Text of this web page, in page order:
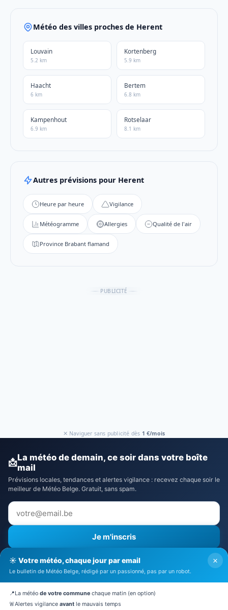
Météo des villes proches de Herent
Louvain
5.2 km
Kortenberg
5.9 km
Haacht
6 km
Bertem
6.8 km
Kampenhout
6.9 km
Rotselaar
8.1 km
Autres prévisions pour Herent
Heure par heure Vigilance
Météogramme Allergies Qualité de l'air
Province Brabant flamand
PUBLICITÉ
✕ Naviguer sans publicité dès 1 €/mois
📩La météo de demain, ce soir dans votre boîte
mail
Prévisions locales, tendances et alertes vigilance : recevez chaque soir le
meilleur de Météo Belge. Gratuit, sans spam.
Je m'inscris
⚠️ Recevoir aussi les alertes vigilance
J'accepte la
politique de confidentialité
×
☀️ Votre météo, chaque jour par email
Le bulletin de Météo Belge, rédigé par un passionné, pas par un robot.
📍La météo de votre commune chaque matin (en option)
🚨Alertes vigilance avant le mauvais temps